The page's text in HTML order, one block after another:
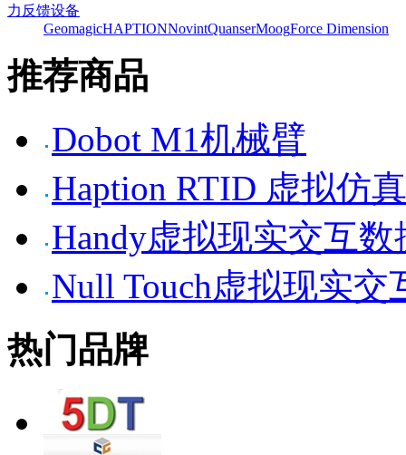
力反馈设备
GeomagicHAPTIONNovintQuanserMoogForce Dimension
推荐商品
Dobot M1机械臂
Haption RTID 虚拟仿
Handy虚拟现实交互数
Null Touch虚拟现实交
热门品牌